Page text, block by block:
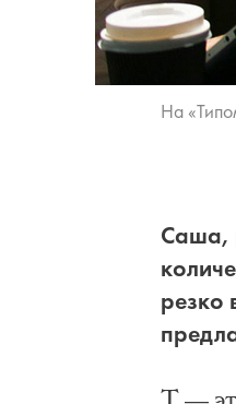
На
Саша,
резко